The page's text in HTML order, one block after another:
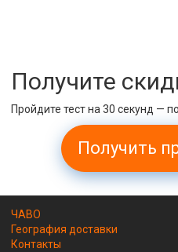
Получите
Пройдите тест на 30 секунд —
Получить
ЧАВО
География доставки
Контакты